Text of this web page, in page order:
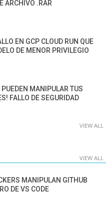
ARCHIVO .RAR
EN GCP CLOUD RUN QUE
DE MENOR PRIVILEGIO
PUEDEN MANIPULAR TUS
FALLO DE SEGURIDAD
VIEW ALL
VIEW ALL
MANIPULAN GITHUB
DE VS CODE